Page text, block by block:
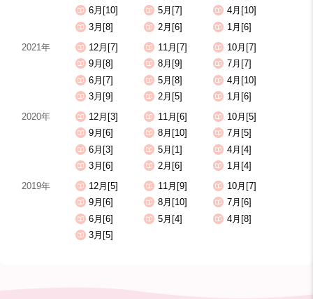
6月[10]
5月[7]
4月[10]
3月[8]
2月[6]
1月[6]
2021年
12月[7] 11月[7]
10月[7]
9月[8]
8月[9]
7月[7]
6月[7]
5月[8]
4月[10]
3月[9]
2月[5]
1月[6]
2020年
12月[3] 11月[6]
10月[5]
9月[6]
8月[10]
7月[5]
6月[3]
5月[1]
4月[4]
3月[6]
2月[6]
1月[4]
2019年
12月[5] 11月[9]
10月[7]
9月[6]
8月[10]
7月[6]
6月[6]
5月[4]
4月[8]
3月[5]